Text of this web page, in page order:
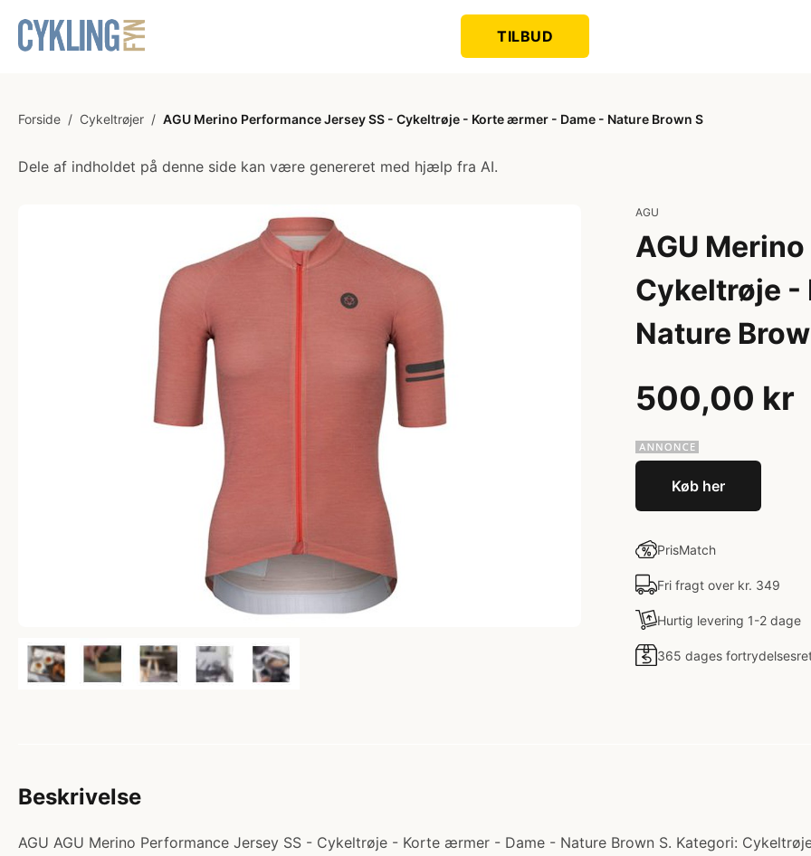
TILBUD
Forside / Cykeltrøjer / AGU Merino Performance Jersey SS - Cykeltrøje - Korte ærmer - Dame - Nature Brown S
Dele af indholdet på denne side kan være genereret med hjælp fra AI.
AGU
AGU
Cykeltrøje -
Nature
500,00 kr
Køb her
PrisMatch
Fri fragt over kr. 349
Hurtig levering 1-2 dage
365 dages
Beskrivelse
AGU AGU Merino Performance Jersey SS - Cykeltrøje - Korte ærmer - Dame - Nature Brown S. Kategori: